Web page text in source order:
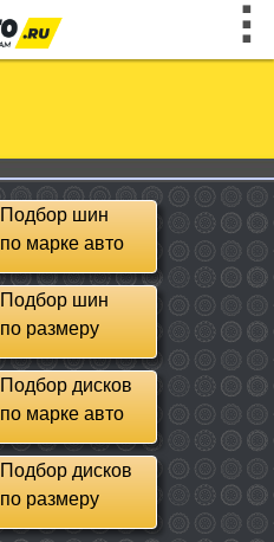
Подбор шин
по марке авто
Подбор шин
по размеру
Подбор дисков
по марке авто
Подбор дисков
по размеру